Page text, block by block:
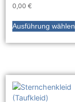
0,00 €
Ausführung wählen